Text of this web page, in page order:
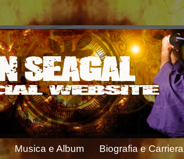
Musica e Album Biografia e Carriera